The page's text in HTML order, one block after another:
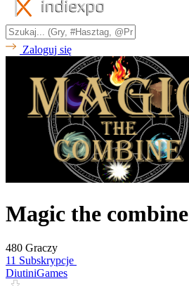
Zaloguj się
Magic the combine
480 Graczy
11 Subskrypcje
DiutiniGames